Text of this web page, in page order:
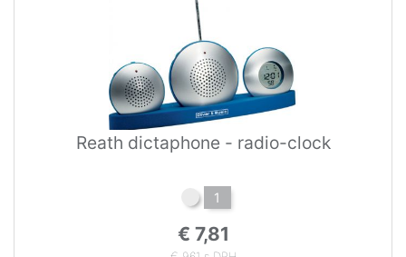
Reath dictaphone - radio-clock
1
€ 7,81